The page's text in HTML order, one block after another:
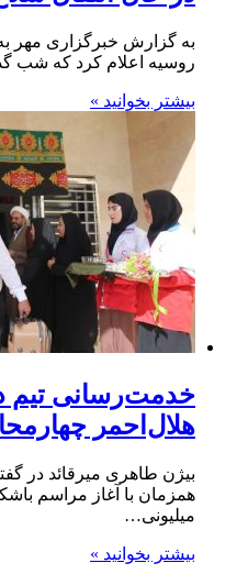
به گزارش خبرگزاری مهر
روسیه اعلام کرد که شب
بیشتر بخوانید »
خدمت‌رسانی تیم
هلال‌احمر
بیژن طاهری میرقائد در
همزمان با آغاز مراسم
میلیونی…
بیشتر بخوانید »